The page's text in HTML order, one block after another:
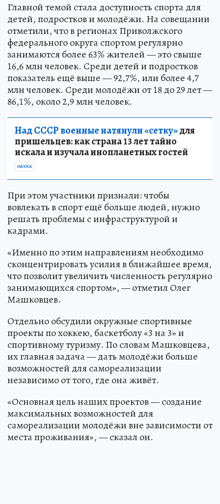
Главной темой стала доступность спорта для
детей, подростков и молодёжи. На совещании
отметили, что в регионах Приволжского
федерального округа спортом регулярно
занимаются более 63% жителей — это свыше
16,6 млн человек. Среди детей и подростков
показатель ещё выше — 92,7%, или более 4,7
млн человек. Среди молодёжи от 18 до 29 лет —
86,1%, около 2,9 млн человек.
Над СССР военные натянули «сетку»для
пришельцев: как страна 13 лет тайно
искала и изучала инопланетных гостей
НАУКА
При этом участники признали: чтобы
вовлекать в спорт ещё больше людей, нужно
решать проблемы с инфраструктурой и
кадрами.
«Именно по этим направлениям необходимо
сконцентрировать усилия в ближайшее время,
что позволит увеличить численность регулярно
занимающихся спортом», — отметил Олег
Машковцев.
Отдельно обсудили окружные спортивные
проекты по хоккею, баскетболу «3 на 3» и
спортивному туризму. По словам Машковцева,
их главная задача — дать молодёжи больше
возможностей для самореализации
независимо от того, где она живёт.
«Основная цель наших проектов — создание
максимальных возможностей для
самореализации молодёжи вне зависимости от
места проживания», — сказал он.